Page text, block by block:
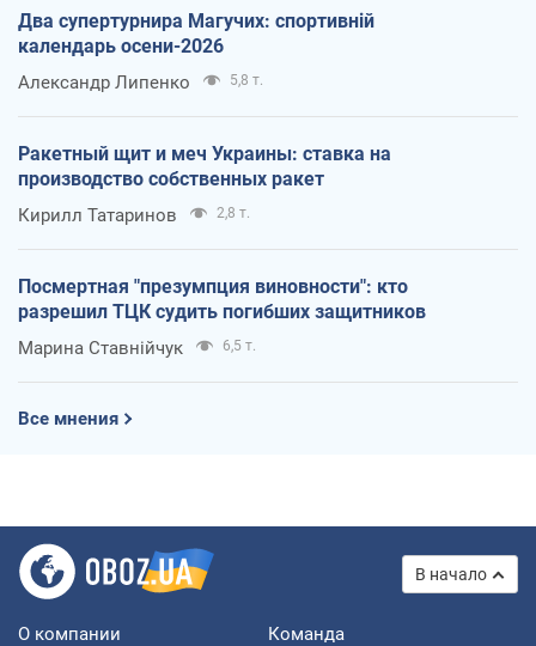
Два супертурнира Магучих: спортивній
календарь осени-2026
Александр Липенко 5,8 т.
Ракетный щит и меч Украины: ставка на
производство собственных ракет
Кирилл Татаринов 2,8 т.
Посмертная "презумпция виновности": кто
разрешил ТЦК судить погибших защитников
Марина Ставнійчук 6,5 т.
Все мнения
В начало
О компании Команда